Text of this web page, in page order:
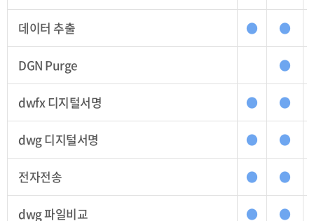
데이터 추출 ● ●
DGN Purge ●
dwfx 디지털서명 ● ●
dwg 디지털서명 ● ●
전자전송 ● ●
dwg 파일비교 ● ●